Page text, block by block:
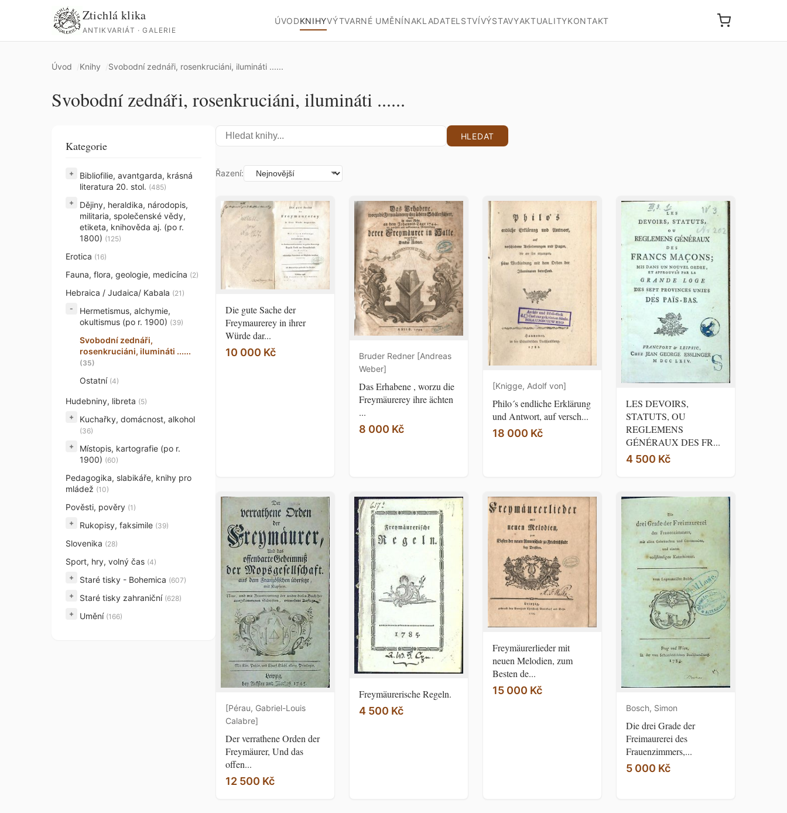
Ztichlá klika
ANTIKVARIÁT · GALERIE
ÚVODKNIHYVÝTVARNÉ UMĚNÍNAKLADATELSTVÍVÝSTAVYAKTUALITYKONTAKT
Úvod Knihy Svobodní zednáři, rosenkruciáni, ilumináti ......
Svobodní zednáři, rosenkruciáni, ilumináti ......
Kategorie
+
Bibliofilie, avantgarda, krásná
literatura 20. stol. (485)
+
Dějiny, heraldika, národopis,
militaria, společenské vědy,
etiketa, knihověda aj. (po r.
1800) (125)
Erotica (16)
Fauna, flora, geologie, medicína (2)
Hebraica / Judaica/ Kabala (21)
Hermetismus, alchymie,
okultismus (po r. 1900) (39)
Svobodní zednáři,
rosenkruciáni, ilumináti ......
(35)
Ostatní (4)
Hudebniny, libreta (5)
+
Kuchařky, domácnost, alkohol
(36)
+
Místopis, kartografie (po r.
1900) (60)
Pedagogika, slabikáře, knihy pro
mládež (10)
Pověsti, pověry (1)
+
Rukopisy, faksimile (39)
Slovenika (28)
Sport, hry, volný čas (4)
+
Staré tisky - Bohemica (607)
+
Staré tisky zahraniční (628)
+
Umění (166)
HLEDAT
Řazení:
Die gute Sache der
Freymaurerey in ihrer
Würde dar...
10 000 Kč
Bruder Redner [Andreas
Weber]
Das Erhabene , worzu die
Freymäurerey ihre ächten
...
8 000 Kč
[Knigge, Adolf von]
Philo´s endliche Erklärung
und Antwort, auf versch...
18 000 Kč
LES DEVOIRS,
STATUTS, OU
REGLEMENS
GÉNÉRAUX DES FR...
4 500 Kč
[Pérau, Gabriel-Louis
Calabre]
Der verrathene Orden der
Freymäurer, Und das
offen...
12 500 Kč
Freymäurerische Regeln.
4 500 Kč
Freymäurerlieder mit
neuen Melodien, zum
Besten de...
15 000 Kč
Bosch, Simon
Die drei Grade der
Freimaurerei des
Frauenzimmers,...
5 000 Kč